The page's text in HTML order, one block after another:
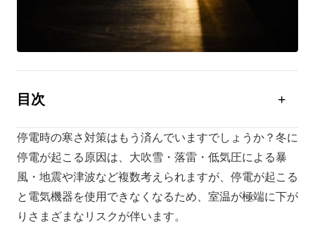
目次
冬に停電が起こる代表的な4つの原因
停電時の具体的な寒さ対策8選
停電時に活躍する発電システムの構築方法
まとめ
停電時の寒さ対策はもう済んでいますでしょうか？冬に
停電が起こる原因は、大吹雪・落雷・低気圧による暴
風・地震や津波など複数考えられますが、停電が起こる
と電気機器を使用できなくなるため、室温が極端に下が
りさまざまなリスクが伴います。